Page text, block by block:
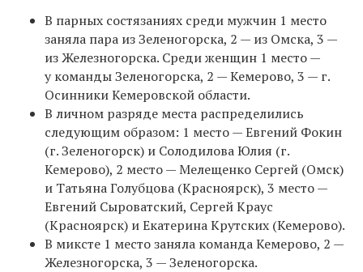
В парных состязаниях среди мужчин 1 место
заняла пара из Зеленогорска, 2 — из Омска, 3 —
из Железногорска. Среди женщин 1 место —
у команды Зеленогорска, 2 — Кемерово, 3 — г.
Осинники Кемеровской области.
В личном разряде места распределились
следующим образом: 1 место — Евгений Фокин
(г. Зеленогорск) и Солодилова Юлия (г.
Кемерово), 2 место — Мелещенко Сергей (Омск)
и Татьяна Голубцова (Красноярск), 3 место —
Евгений Сыроватский, Сергей Краус
(Красноярск) и Екатерина Крутских (Кемерово).
В миксте 1 место заняла команда Кемерово, 2 —
Железногорска, 3 — Зеленогорска.